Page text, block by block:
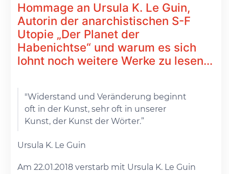
Hommage an Ursula K. Le Guin,
Autorin der anarchistischen S-F
Utopie „Der Planet der
Habenichtse“ und warum es sich
lohnt noch weitere Werke zu lesen…
"Widerstand und Veränderung beginnt
oft in der Kunst, sehr oft in unserer
Kunst, der Kunst der Wörter.”
Ursula K. Le Guin
Am 22.01.2018 verstarb mit Ursula K. Le Guin